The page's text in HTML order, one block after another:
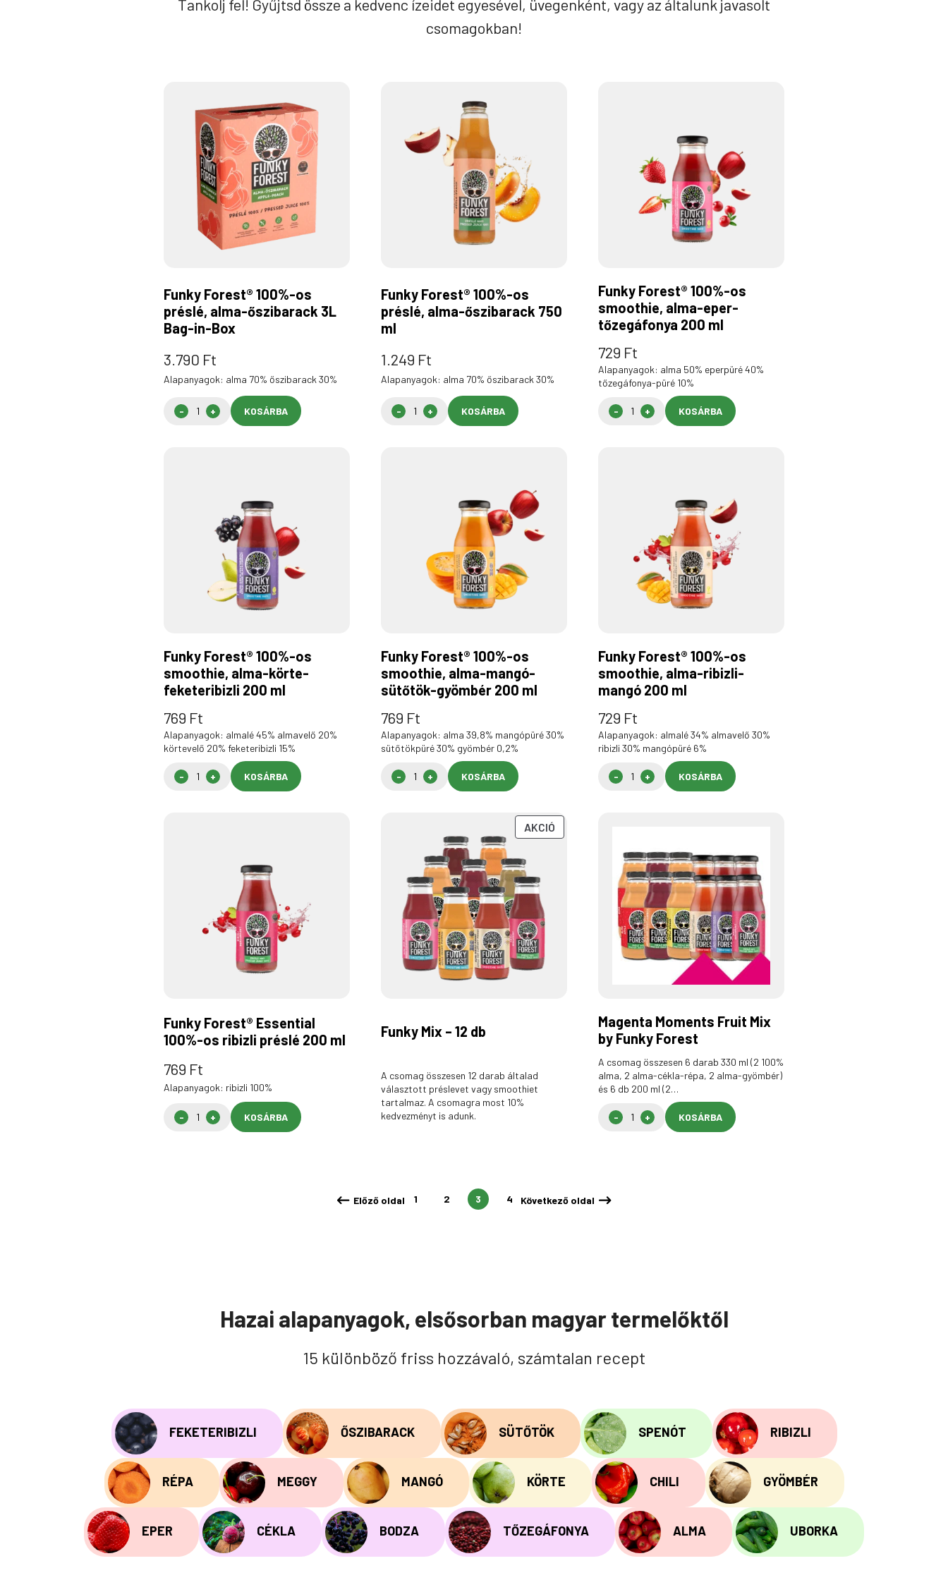
Tankolj fel! Gyűjtsd össze a kedvenc ízeidet egyesével, üvegenként, vagy az általunk javasolt
csomagokban!
Funky Forest® 100%-os
préslé, alma-őszibarack 3L
Bag-in-Box
3.790 Ft
Alapanyagok: alma 70% őszibarack 30%
KOSÁRBA
Funky Forest® 100%-os
préslé, alma-őszibarack 750
ml
1.249 Ft
Alapanyagok: alma 70% őszibarack 30%
KOSÁRBA
Funky Forest® 100%-os
smoothie, alma-eper-
tőzegáfonya 200 ml
729 Ft
Alapanyagok: alma 50% eperpüré 40%
tőzegáfonya-püré 10%
KOSÁRBA
Funky Forest® 100%-os
smoothie, alma-körte-
feketeribizli 200 ml
769 Ft
Alapanyagok: almalé 45% almavelő 20%
körtevelő 20% feketeribizli 15%
KOSÁRBA
Funky Forest® 100%-os
smoothie, alma-mangó-
sütőtök-gyömbér 200 ml
769 Ft
Alapanyagok: alma 39,8% mangópüré 30%
sütőtökpüré 30% gyömbér 0,2%
KOSÁRBA
Funky Forest® 100%-os
smoothie, alma-ribizli-
mangó 200 ml
729 Ft
Alapanyagok: almalé 34% almavelő 30%
ribizli 30% mangópüré 6%
KOSÁRBA
Funky Forest® Essential
100%-os ribizli préslé 200 ml
769 Ft
Alapanyagok: ribizli 100%
KOSÁRBA
AKCIÓ
TERMÉK
Funky Mix – 12 db
A csomag összesen 12 darab általad
választott préslevet vagy smoothiet
tartalmaz. A csomagra most 10%
kedvezményt is adunk.
Magenta Moments Fruit Mix
by Funky Forest
A csomag összesen 6 darab 330 ml (2 100%
alma, 2 alma-cékla-répa, 2 alma-gyömbér)
és 6 db 200 ml (2…
KOSÁRBA
Előző oldal 1 2 3 4 Következő oldal
Hazai alapanyagok, elsősorban magyar termelőktől
15 különböző friss hozzávaló, számtalan recept
FEKETERIBIZLI ŐSZIBARACK SÜTŐTÖK SPENÓT RIBIZLI
RÉPA MEGGY MANGÓ KÖRTE CHILI GYÖMBÉR
EPER CÉKLA BODZA TŐZEGÁFONYA ALMA UBORKA